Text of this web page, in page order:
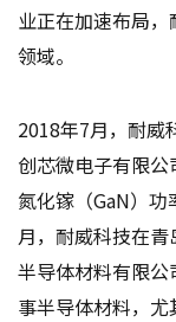
业正在加速布局
领域。
2018年7月，耐
创芯微电子有限
氮化镓（GaN）
月，耐威科技在
半导体材料有限
事半导体材料，